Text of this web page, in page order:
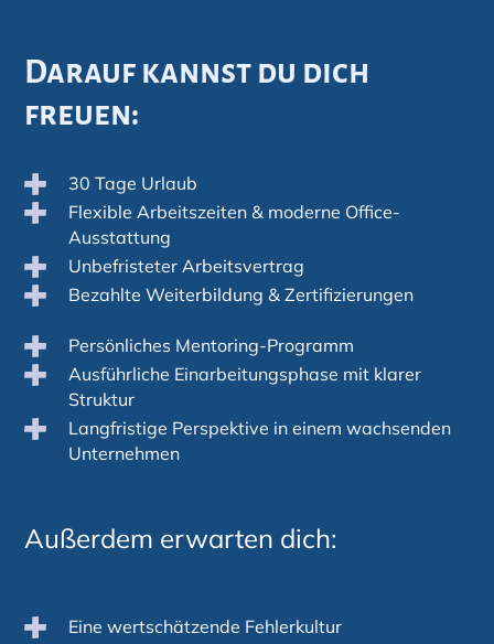
Darauf kannst du dich
freuen:
30 Tage Urlaub
Flexible Arbeitszeiten & moderne Office-
Ausstattung
Unbefristeter Arbeitsvertrag
Bezahlte Weiterbildung & Zertifizierungen
Persönliches Mentoring-Programm
Ausführliche Einarbeitungsphase mit klarer
Struktur
Langfristige Perspektive in einem wachsenden
Unternehmen
Außerdem erwarten dich:
Eine wertschätzende Fehlerkultur